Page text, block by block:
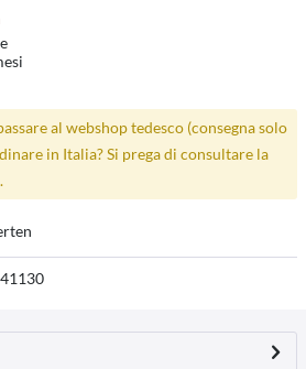
al webshop tedesco (consegna solo
in Italia? Si prega di consultare la
.
41130